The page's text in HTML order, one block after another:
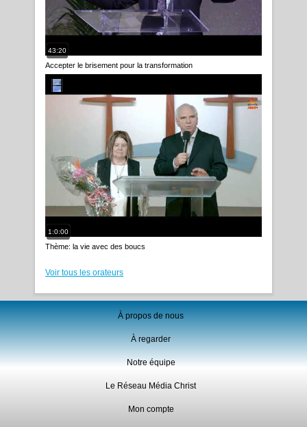
43:20
Accepter le brisement pour la transformation
1:0:00
Thème: la vie avec des boucs
Voir tous les orateurs
À propos de nous
À regarder
Notre équipe
Le Réseau Média Christ
Mon compte